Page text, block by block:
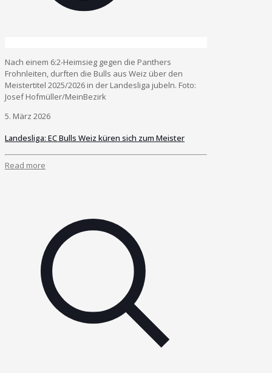
Nach einem 6:2-Heimsieg gegen die Panthers
Frohnleiten, durften die Bulls aus Weiz über den
Meistertitel 2025/2026 in der Landesliga jubeln. Foto:
Josef Hofmüller/MeinBezirk
5. März 2026
Landesliga: EC Bulls Weiz küren sich zum Meister
Read more